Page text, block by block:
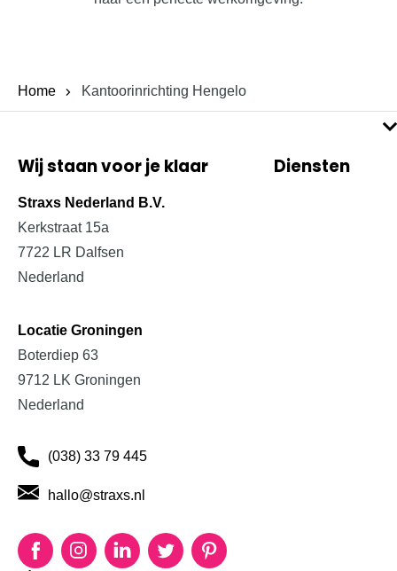
Home Kantoorinrichting Hengelo
Wij staan voor je klaar
Straxs Nederland B.V.
Kerkstraat 15a
7722 LR Dalfsen
Nederland
Locatie Groningen
Boterdiep 63
9712 LK Groningen
Nederland
(038) 33 79 445
hallo@straxs.nl
FacebookInstagramLinkedInTwitterPinterest
Diensten